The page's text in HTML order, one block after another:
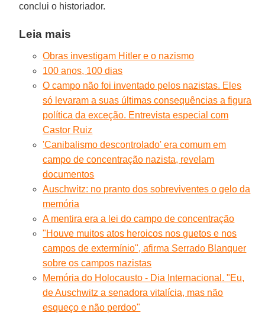
conclui o historiador.
Leia mais
Obras investigam Hitler e o nazismo
100 anos, 100 dias
O campo não foi inventado pelos nazistas. Eles
só levaram a suas últimas consequências a figura
política da exceção. Entrevista especial com
Castor Ruiz
'Canibalismo descontrolado' era comum em
campo de concentração nazista, revelam
documentos
Auschwitz: no pranto dos sobreviventes o gelo da
memória
A mentira era a lei do campo de concentração
"Houve muitos atos heroicos nos guetos e nos
campos de extermínio", afirma Serrado Blanquer
sobre os campos nazistas
Memória do Holocausto - Dia Internacional. "Eu,
de Auschwitz a senadora vitalícia, mas não
esqueço e não perdoo"